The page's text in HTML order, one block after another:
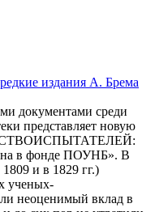
издания А. Брема
документами среди
представляет новую
в фонде ПОУНБ». В
и в 1829 гг.)
ученых-
неоценимый вклад в